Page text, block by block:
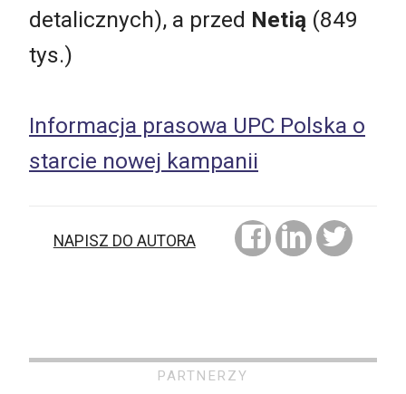
detalicznych), a przed Netią (849
tys.)
Informacja prasowa UPC Polska o
starcie nowej kampanii
NAPISZ DO AUTORA
PARTNERZY